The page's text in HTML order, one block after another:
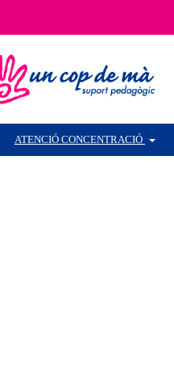
ATENCIÓ CONCENTRACIÓ